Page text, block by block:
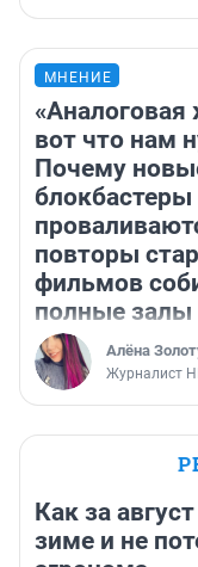
МНЕНИЕ
вот что нам
Почему
блокбастеры
повторы
фильмов
полные залы
Алёна
Журналист
Как за
зиме и не